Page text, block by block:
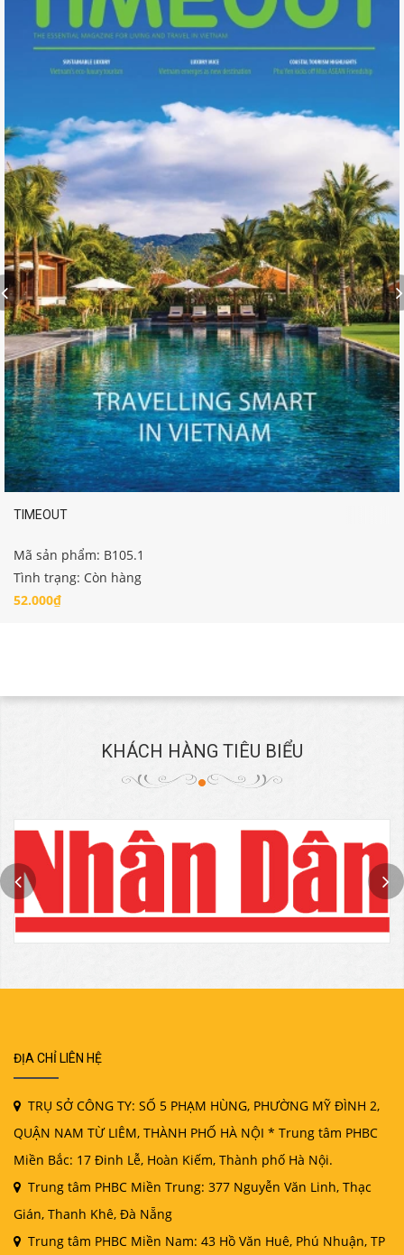
TIMEOUT
Mã sản phẩm: B105.1
Tình trạng: Còn hàng
52.000₫
KHÁCH HÀNG TIÊU BIỂU
ĐỊA CHỈ LIÊN HỆ
TRỤ SỞ CÔNG TY: SỐ 5 PHẠM HÙNG, PHƯỜNG MỸ ĐÌNH 2,
QUẬN NAM TỪ LIÊM, THÀNH PHỐ HÀ NỘI * Trung tâm PHBC
Miền Bắc: 17 Đinh Lễ, Hoàn Kiếm, Thành phố Hà Nội.
Trung tâm PHBC Miền Trung: 377 Nguyễn Văn Linh, Thạc
Gián, Thanh Khê, Đà Nẵng
Trung tâm PHBC Miền Nam: 43 Hồ Văn Huê, Phú Nhuận, TP